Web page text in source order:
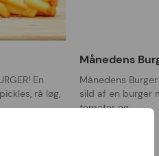
En
rå løg,
Månedens
Månedens Burger
sild af en burger
tomater og…